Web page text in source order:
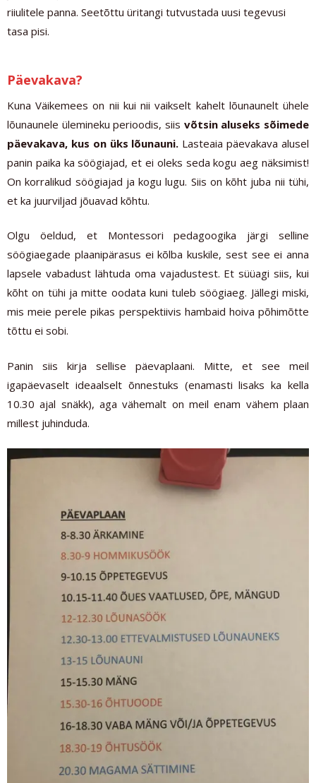
riiulitele panna. Seetõttu üritangi tutvustada uusi tegevusi
tasa pisi.
Päevakava?
Kuna Väikemees on nii kui nii vaikselt kahelt lõunaunelt ühele
lõunaunele ülemineku perioodis, siis võtsin aluseks sõimede
päevakava, kus on üks lõunauni. Lasteaia päevakava alusel
panin paika ka söögiajad, et ei oleks seda kogu aeg näksimist!
On korralikud söögiajad ja kogu lugu. Siis on kõht juba nii tühi,
et ka juurviljad jõuavad kõhtu.
Olgu öeldud, et Montessori pedagoogika järgi selline
söögiaegade plaanipärasus ei kõlba kuskile, sest see ei anna
lapsele vabadust lähtuda oma vajadustest. Et süüagi siis, kui
kõht on tühi ja mitte oodata kuni tuleb söögiaeg. Jällegi miski,
mis meie perele pikas perspektiivis hambaid hoiva põhimõtte
tõttu ei sobi.
Panin siis kirja sellise päevaplaani. Mitte, et see meil
igapäevaselt ideaalselt õnnestuks (enamasti lisaks ka kella
10.30 ajal snäkk), aga vähemalt on meil enam vähem plaan
millest juhinduda.